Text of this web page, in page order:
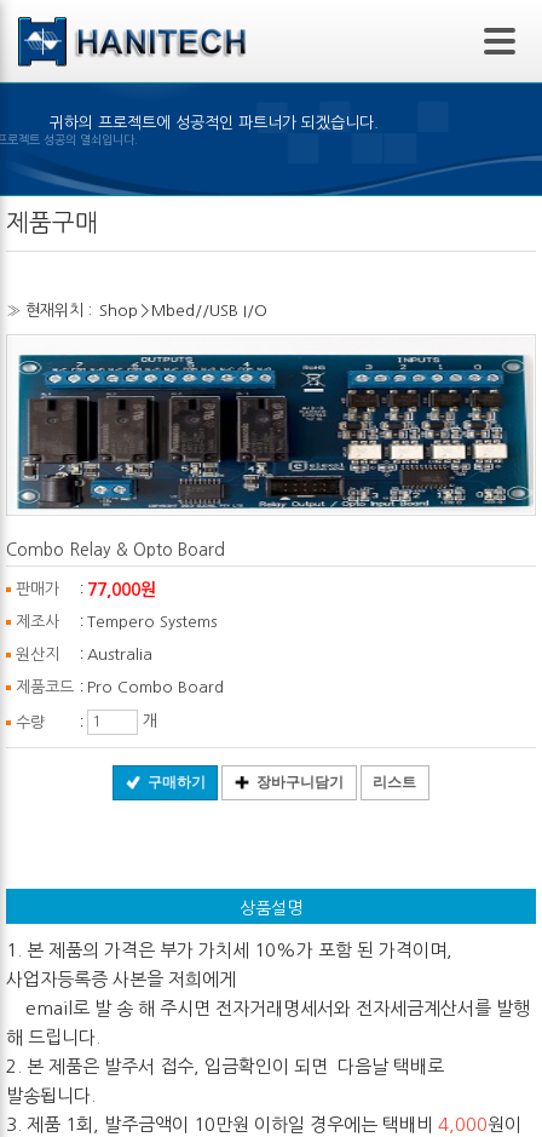
본문 바로가기
귀하의 프로젝트에 성공적인 파트너가 되겠습니다.
의 선택은 프로젝트 성공의 열쇠입니다.
제품구매
» 현재위치 : Shop > Mbed//USB I/O
Combo Relay & Opto Board
판매가 : 77,000원
제조사 : Tempero Systems
원산지 : Australia
제품코드 : Pro Combo Board
수량 : 개
구매하기 장바구니담기 리스트
상품설명
1. 본 제품의 가격은 부가 가치세 10%가 포함 된 가격이며,
사업자등록증 사본을 저희에게
email로 발 송 해 주시면 전자거래명세서와 전자세금계산서를 발행
해 드립니다.
2. 본 제품은 발주서 접수, 입금확인이 되면 다음날 택배로
발송됩니다.
3. 제품 1회, 발주금액이 10만원 이하일 경우에는 택배비 4,000원이